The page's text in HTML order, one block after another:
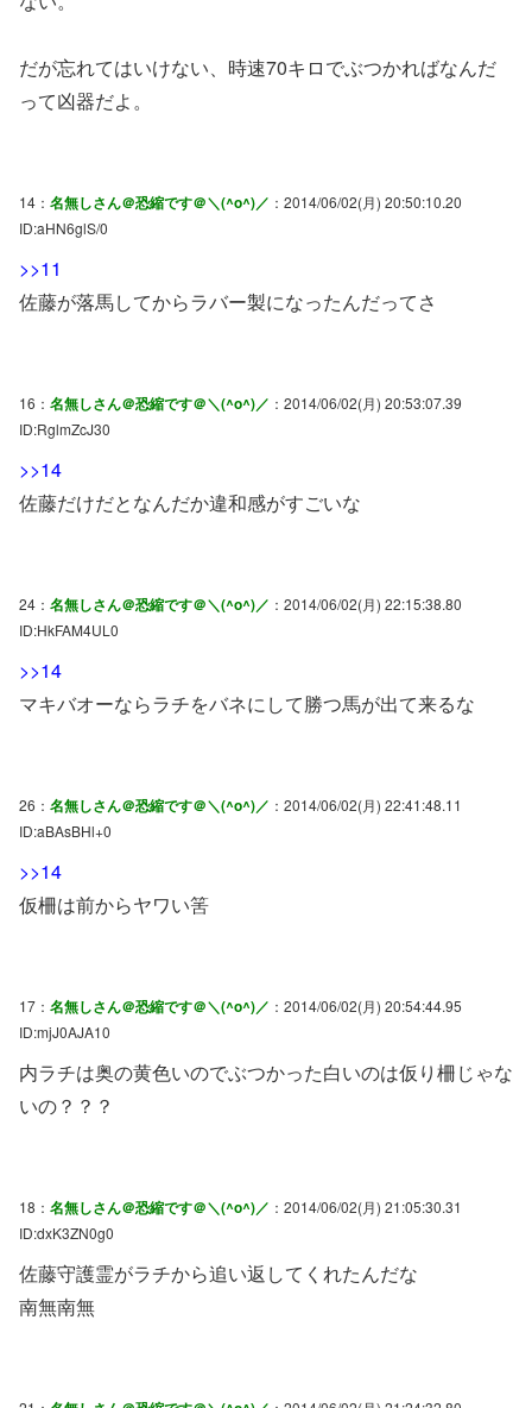
だが忘れてはいけない、時速70キロでぶつかればなんだ
って凶器だよ。
14： 名無しさん＠恐縮です＠＼(^o^)／ ：2014/06/02(月) 20:50:10.20
ID:aHN6glS/0
>>11
佐藤が落馬してからラバー製になったんだってさ
16： 名無しさん＠恐縮です＠＼(^o^)／ ：2014/06/02(月) 20:53:07.39
ID:RglmZcJ30
>>14
佐藤だけだとなんだか違和感がすごいな
24： 名無しさん＠恐縮です＠＼(^o^)／ ：2014/06/02(月) 22:15:38.80
ID:HkFAM4UL0
>>14
マキバオーならラチをバネにして勝つ馬が出て来るな
26： 名無しさん＠恐縮です＠＼(^o^)／ ：2014/06/02(月) 22:41:48.11
ID:aBAsBHl+0
>>14
仮柵は前からヤワい筈
17： 名無しさん＠恐縮です＠＼(^o^)／ ：2014/06/02(月) 20:54:44.95
ID:mjJ0AJA10
内ラチは奥の黄色いのでぶつかった白いのは仮り柵じゃな
いの？？？
18： 名無しさん＠恐縮です＠＼(^o^)／ ：2014/06/02(月) 21:05:30.31
ID:dxK3ZN0g0
佐藤守護霊がラチから追い返してくれたんだな
南無南無